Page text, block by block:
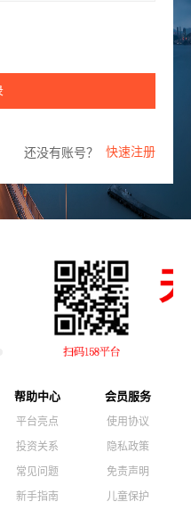
还没有账号？ 快速注册
帮助中心
平台亮点
投资关系
常见问题
新手指南
会员服务
使用协议
隐私政策
免责声明
儿童保护